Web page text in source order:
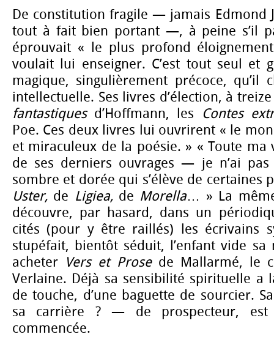
De constitution fragile — jamais Edmond
tout à fait bien portant —, à peine s’il
éprouvait « le plus profond
voulait lui enseigner. C’est tout seul et
magique, singulièrement précoce, qu’il
intellectuelle. Ses livres d’élection, à
fantastiquesd’Hoffmann, les
Contes
Poe. Ces deux livres lui ouvrirent « le
et miraculeux de la poésie. » « Toute
de ses derniers ouvrages — je n’ai pas
sombre et dorée qui s’élève de certaines
Uster, de Ligiea,de Morella… » La
découvre, par hasard, dans un
cités (pour y être raillés) les écrivains
stupéfait, bientôt séduit, l’enfant vide
acheter Vers et Prosede Mallarmé, le
Verlaine. Déjà sa sensibilité spirituelle a
de touche, d’une baguette de sourcier.
sa carrière ? — de prospecteur, est
commencée.